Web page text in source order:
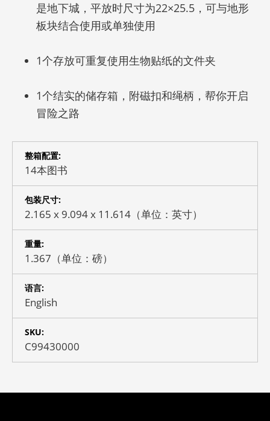
是地下城，平放时尺寸为22×25.5，可与地形
板块结合使用或单独使用
1个存放可重复使用生物贴纸的文件夹
1个结实的储存箱，附磁扣和绳柄，帮你开启
冒险之路
整箱配置:
14本图书
包装尺寸:
2.165 x 9.094 x 11.614（单位：英寸）
重量:
1.367（单位：磅）
语言:
English
SKU:
C99430000